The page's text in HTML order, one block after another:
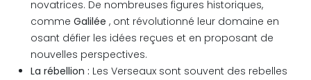
novatrices. De nombreuses figures historiques,
comme Galilée , ont révolutionné leur domaine en
osant défier les idées reçues et en proposant de
nouvelles perspectives.
La rébellion : Les Verseaux sont souvent des rebelles